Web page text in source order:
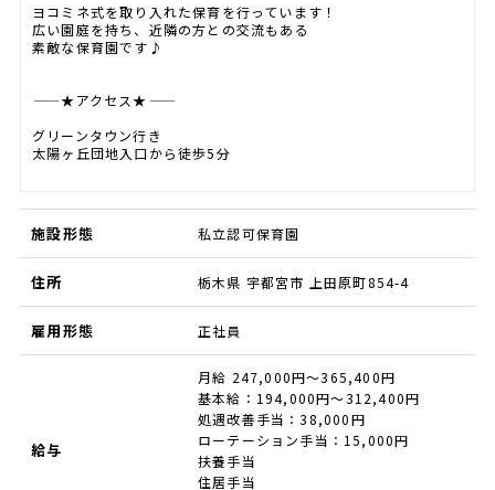
ヨコミネ式を取り入れた保育を行っています！
広い園庭を持ち、近隣の方との交流もある
素敵な保育園です♪
―――――★アクセス★―――――
グリーンタウン行き
太陽ヶ丘団地入口から徒歩5分
施設形態 私立認可保育園
住所 栃木県 宇都宮市 上田原町854-4
雇用形態 正社員
給与
月給 247,000円～365,400円
基本給：194,000円～312,400円
処遇改善手当：38,000円
ローテーション手当：15,000円
扶養手当
住居手当